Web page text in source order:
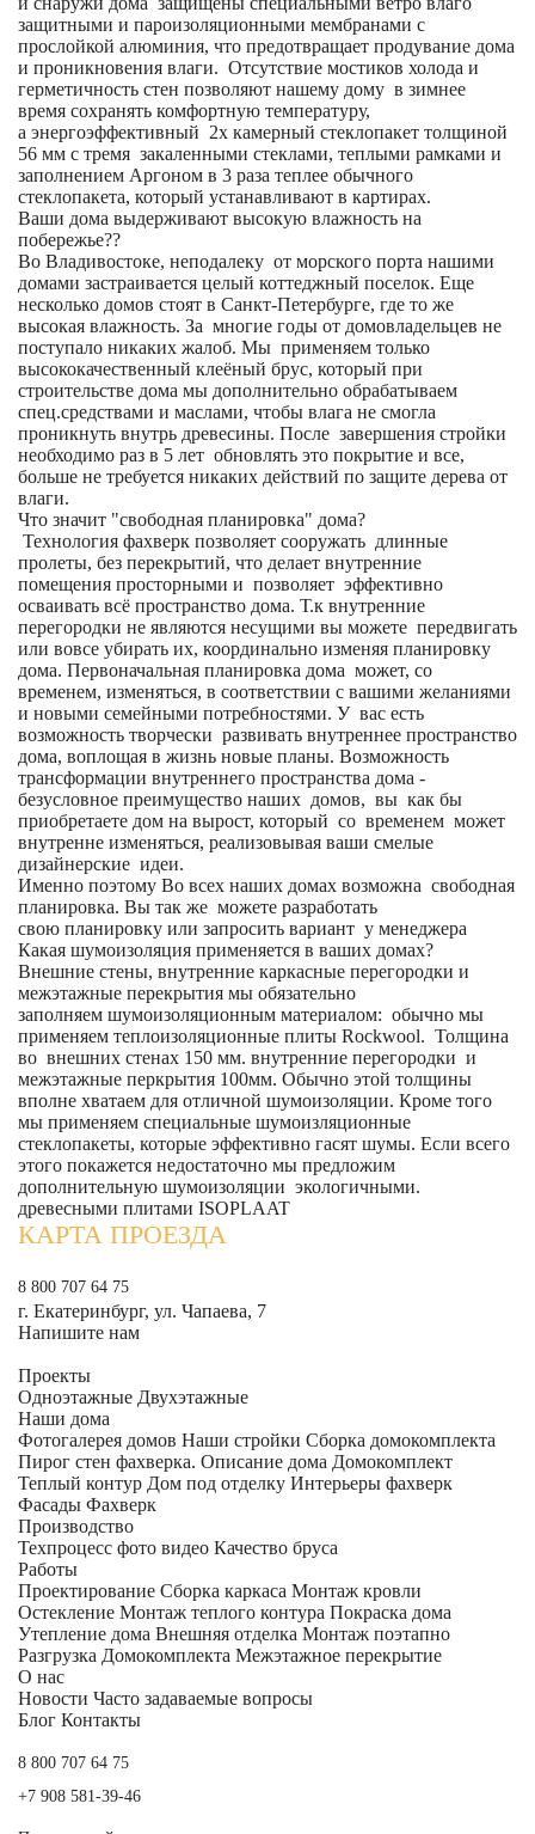
защитными и пароизоляционными мембранами с
прослойкой алюминия, что предотвращает продувание дома
и проникновения влаги. Отсутствие мостиков холода и
герметичность стен позволяют нашему дому в зимнее
время сохранять комфортную температуру,
а энергоэффективный 2х камерный стеклопакет толщиной
56 мм с тремя закаленными стеклами, теплыми рамками и
заполнением Аргоном в 3 раза теплее обычного
стеклопакета, который устанавливают в картирах.
Ваши дома выдерживают высокую влажность на
побережье??
Во Владивостоке, неподалеку от морского порта нашими
домами застраивается целый коттеджный поселок. Еще
несколько домов стоят в Санкт-Петербурге, где то же
высокая влажность. За многие годы от домовладельцев не
поступало никаких жалоб. Мы применяем только
высококачественный клеёный брус, который при
строительстве дома мы дополнительно обрабатываем
спец.средствами и маслами, чтобы влага не смогла
проникнуть внутрь древесины. После завершения стройки
необходимо раз в 5 лет обновлять это покрытие и все,
больше не требуется никаких действий по защите дерева от
влаги.
Что значит "свободная планировка" дома?
Технология фахверк позволяет сооружать длинные
пролеты, без перекрытий, что делает внутренние
помещения просторными и позволяет эффективно
осваивать всё пространство дома. Т.к внутренние
перегородки не являются несущими вы можете передвигать
или вовсе убирать их, координально изменяя планировку
дома. Первоначальная планировка дома может, со
временем, изменяться, в соответствии с вашими желаниями
и новыми семейными потребностями. У вас есть
возможность творчески развивать внутреннее пространство
дома, воплощая в жизнь новые планы. Возможность
трансформации внутреннего пространства дома -
безусловное преимущество наших домов, вы как бы
приобретаете дом на вырост, который со временем может
внутренне изменяться, реализовывая ваши смелые
дизайнерские идеи.
Именно поэтому Во всех наших домах возможна свободная
планировка. Вы так же можете разработать
свою планировку или запросить вариант у менеджера
Какая шумоизоляция применяется в ваших домах?
Внешние стены, внутренние каркасные перегородки и
межэтажные перекрытия мы обязательно
заполняем шумоизоляционным материалом: обычно мы
применяем теплоизоляционные плиты Rockwool. Толщина
во внешних стенах 150 мм. внутренние перегородки и
межэтажные перкрытия 100мм. Обычно этой толщины
вполне хватаем для отличной шумоизоляции. Кроме того
мы применяем специальные шумоизляционные
стеклопакеты, которые эффективно гасят шумы. Если всего
этого покажется недостаточно мы предложим
дополнительную шумоизоляции экологичными.
древесными плитами ISOPLAAT
КАРТА ПРОЕЗДА
8 800 707 64 75
г. Екатеринбург, ул. Чапаева, 7
Напишите нам
Проекты
Одноэтажные Двухэтажные
Наши дома
Фотогалерея домов Наши стройки Сборка домокомплекта
Пирог стен фахверка. Описание дома Домокомплект
Теплый контур Дом под отделку Интерьеры фахверк
Фасады Фахверк
Производство
Техпроцесс фото видео Качество бруса
Работы
Проектирование Сборка каркаса Монтаж кровли
Остекление Монтаж теплого контура Покраска дома
Утепление дома Внешняя отделка Монтаж поэтапно
Разгрузка Домокомплекта Межэтажное перекрытие
О нас
Новости Часто задаваемые вопросы
Блог Контакты
8 800 707 64 75
+7 908 581-39-46